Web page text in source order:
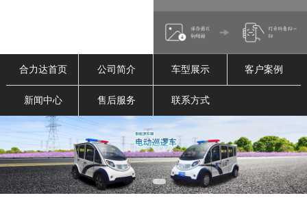
合力达首页 公司简介 车型展示 客户案例
新闻中心 售后服务 联系方式